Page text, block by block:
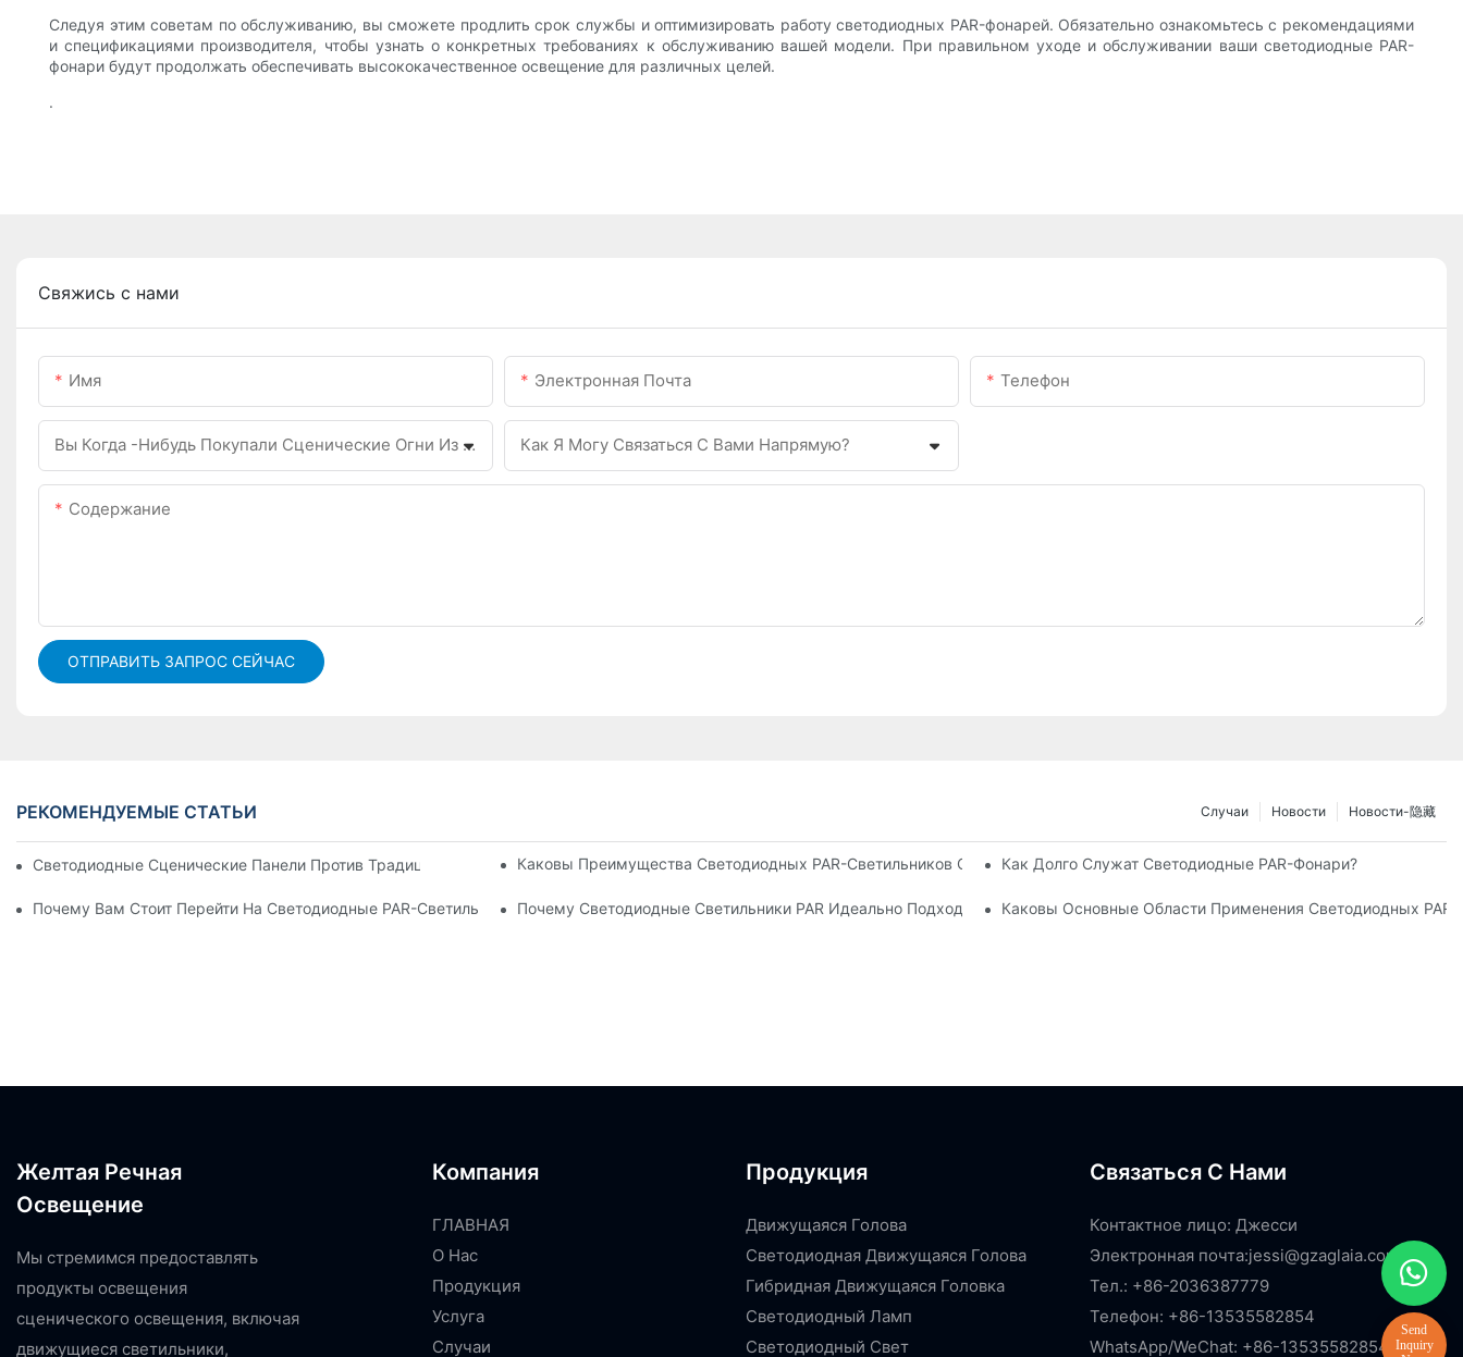
Следуя этим советам по обслуживанию, вы сможете продлить срок службы и оптимизировать работу светодиодных PAR-фонарей. Обязательно ознакомьтесь с рекомендациями
и спецификациями производителя, чтобы узнать о конкретных требованиях к обслуживанию вашей модели. При правильном уходе и обслуживании ваши светодиодные PAR-
фонари будут продолжать обеспечивать высококачественное освещение для различных целей.
.
Свяжись с нами
Имя Электронная Почта Телефон
Вы Когда -нибудь Покупали Сценические Огни Из Китая Раньше? Как Я Могу Связаться С Вами Напрямую?
Содержание
ОТПРАВИТЬ ЗАПРОС СЕЙЧАС
РЕКОМЕНДУЕМЫЕ СТАТЬИ Новости-隐藏
Новости
Случаи
Светодиодные Сценические Панели Против Традиционного Сценического Освещения: Плюсы И МинусыКаковы Преимущества Светодиодных PAR-Светильников С Регулируемой Яркостью?Как Долго Служат Светодиодные PAR-Фонари?
Почему Вам Стоит Перейти На Светодиодные PAR-Светильники В Вашем Бизнесе?Почему Светодиодные Светильники PAR Идеально Подходят Для Художественных Галерей И Музеев?
Каковы Основные Области Применения Светодиодных
Желтая Речная
Освещение
Мы стремимся предоставлять
продукты освещения
сценического освещения, включая
движущиеся светильники,
Компания
ГЛАВНАЯ
О Нас
Продукция
Услуга
Случаи
Продукция
Движущаяся Голова
Светодиодная Движущаяся Голова
Гибридная Движущаяся Головка
Светодиодный Ламп
Светодиодный Свет
Связаться С Нами
Контактное лицо: Джесси
Электронная почта:jessi@gzaglaia.com
Тел.: +86-2036387779
Телефон: +86-13535582854
WhatsApp/WeChat: +86-13535582854